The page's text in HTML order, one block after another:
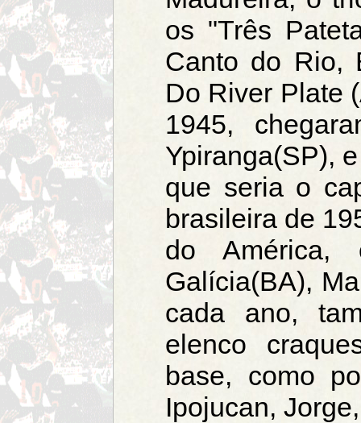
os "Três
Canto do Rio,
Do River Plate
1945,
Ypiranga(SP),
que seria o
brasileira de
do América,
Galícia(BA),
cada ano,
elenco
base, como
Ipojucan,